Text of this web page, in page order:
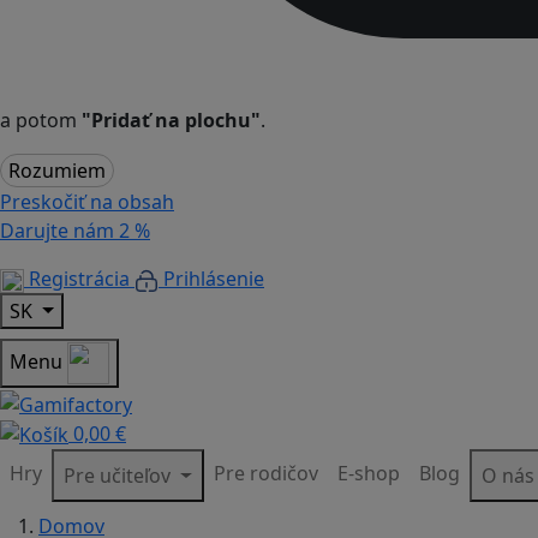
a potom "Pridať na plochu".
Rozumiem
Preskočiť na obsah
Darujte nám 2 %
Registrácia
Prihlásenie
SK
Menu
0,00 €
Hry
Pre učiteľov Pre rodičov E-shop Blog
O nás
Domov